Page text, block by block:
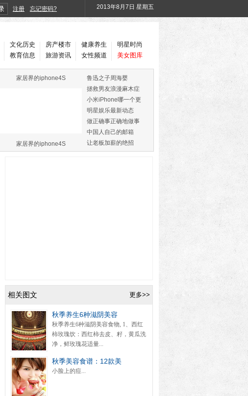
注册 忘记密码? 2013年8月7日 星期五
文化历史
教育信息
房产楼市
旅游资讯
健康养生
女性频道
明星时尚
美女图库
家居界的iphone4S
家居界的iphone4S
鲁迅之子周海婴
拯救男友浪漫麻木症
小米iPhone哪一个更
火
明星娱乐最新动态
做正确事正确地做事
中国人自己的邮箱
让老板加薪的绝招
更多>>
相关图文
秋季养生6种滋阴美容
秋季养生6种滋阴美容食物, 1、西红
柿玫瑰饮：西红柿去皮、籽，黄瓜洗
净，鲜玫瑰花适量...
秋季美容食谱：12款美
小脸上的痘...